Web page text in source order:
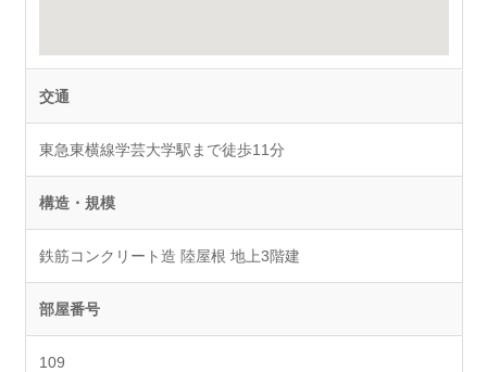
交通
東急東横線学芸大学駅まで徒歩11分
構造・規模
鉄筋コンクリート造 陸屋根 地上3階建
部屋番号
109